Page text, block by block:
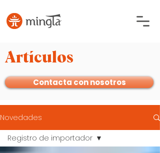
Artículos
Contacta con nosotros
Novedades
Registro de importador